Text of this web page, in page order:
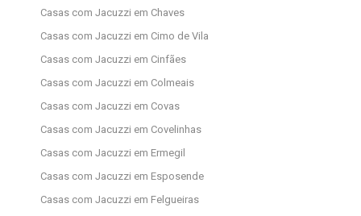
Casas com Jacuzzi em Chaves
Casas com Jacuzzi em Cimo de Vila
Casas com Jacuzzi em Cinfães
Casas com Jacuzzi em Colmeais
Casas com Jacuzzi em Covas
Casas com Jacuzzi em Covelinhas
Casas com Jacuzzi em Ermegil
Casas com Jacuzzi em Esposende
Casas com Jacuzzi em Felgueiras